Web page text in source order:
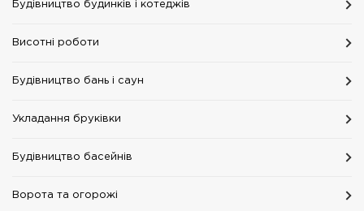
Будівництво будинків і котеджів
Висотні роботи
Будівництво бань і саун
Укладання бруківки
Будівництво басейнів
Ворота та огорожі